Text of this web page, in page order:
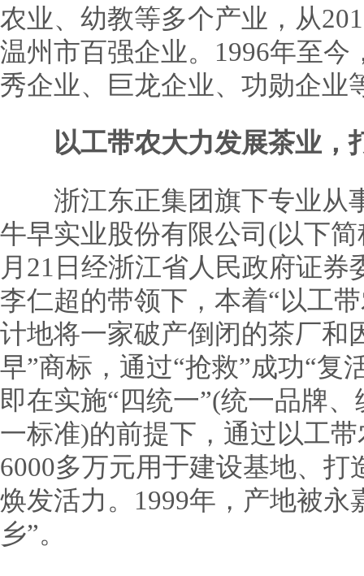
农业、幼教等多个产业，从
温州市百强企业。1996年至
秀企业、巨龙企业、功勋企业
以工带农大力发展茶业，
浙江东正集团旗下专业从
牛早实业股份有限公司(以下
月21日经浙江省人民政府证
李仁超的带领下，本着“以工
计地将一家破产倒闭的茶厂和
早”商标，通过“抢救”成功“复
即在实施“四统一”(统一品牌
一标准)的前提下，通过以工
6000多万元用于建设基地、
焕发活力。1999年，产地被永
乡”。